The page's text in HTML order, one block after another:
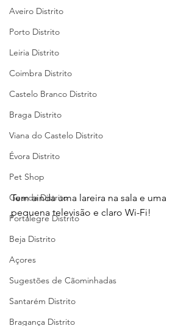
Aveiro Distrito
Porto Distrito
Leiria Distrito
Coimbra Distrito
Castelo Branco Distrito
Braga Distrito
Viana do Castelo Distrito
Évora Distrito
Pet Shop
Guarda Distrito
Portalegre Distrito
Beja Distrito
Açores
Sugestões de Cãominhadas
Santarém Distrito
Bragança Distrito
Tem ainda uma lareira na sala e uma
pequena televisão e claro Wi-Fi!